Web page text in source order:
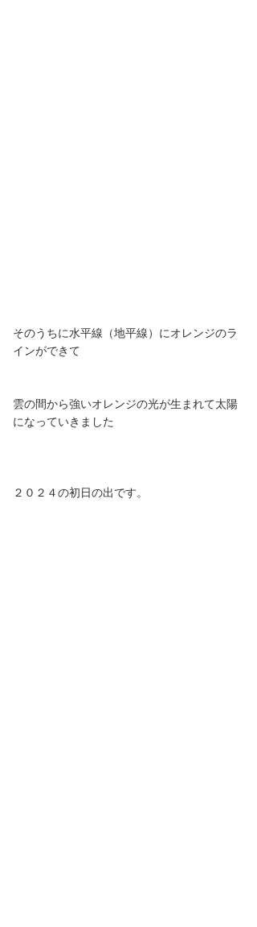
そのうちに水平線（地平線）にオレンジのラ
インができて
雲の間から強いオレンジの光が生まれて太陽
になっていきました
２０２４の初日の出です。